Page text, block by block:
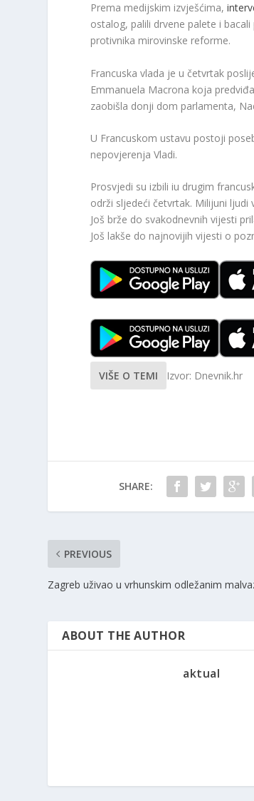
Prema medijskim izvješćima,
ostalog, palili drvene palete i
protivnika mirovinske reforme.
Francuska vlada je u četvrtak
Emmanuela Macrona koja
zaobišla donji dom parlamenta,
U Francuskom ustavu postoji
nepovjerenja Vladi.
Prosvjedi su izbili iu drugim
održi sljedeći četvrtak. Milijuni
Još brže do svakodnevnih vijesti
Još lakše do najnovijih vijesti o
VIŠE O TEMI Izvor: Dnevnik.hr
SHARE:
PREVIOUS
Zagreb uživao u vrhunskim odležanim
ABOUT THE AUTHOR
aktual